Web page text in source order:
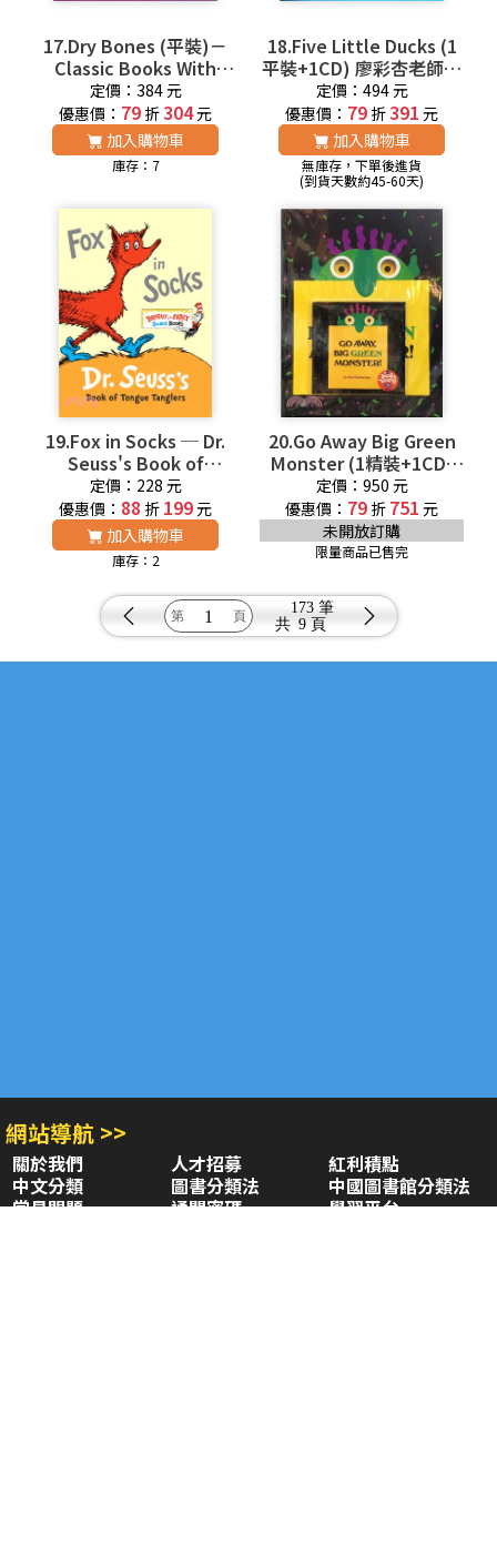
17.Dry Bones (平裝)－
Classic Books With
Holes 廖彩杏老師推薦有
聲書第10週
定價：384 元
優惠價： 79 折304元
加入購物車
庫存：7
18.Five Little Ducks (1
平裝+1CD) 廖彩杏老師推
薦有聲書第9週
定價：494 元
優惠價： 79 折391 元
加入購物車
無庫存，下單後進貨
(到貨天數約45-60天)
19.Fox in Socks ─ Dr.
Seuss's Book of
Tongue Tanglers (硬頁
書) 廖彩杏老師推薦有聲
書第9週
定價：228 元
優惠價： 88 折 199元
加入購物車
庫存：2
20.Go Away Big Green
Monster (1精裝+1CD)
(韓國JY Books版)
Saypen Edition 廖彩杏
老師推薦有聲書第10週
定價：950 元
優惠價： 79 折 751 元
未開放訂購
限量商品已售完
共
173 筆
9 頁
網站導航 >>
關於我們 人才招募
紅利積點
中文分類
圖書分類法
中國圖書館分類法
常見問題
通關密碼
學習平台